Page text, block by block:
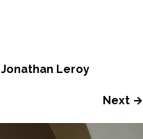
Jonathan Leroy
Next →